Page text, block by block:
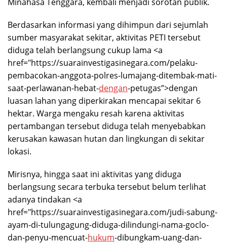
Berdasarkan informasi yang dihimpun dari sejumlah
sumber masyarakat sekitar, aktivitas PETI tersebut
diduga telah berlangsung cukup lama <a
href="https://suarainvestigasinegara.com/pelaku-
pembacokan-anggota-polres-lumajang-ditembak-mati-
saat-perlawanan-hebat-dengan-petugas”>dengan
luasan lahan yang diperkirakan mencapai sekitar 6
hektar. Warga mengaku resah karena aktivitas
pertambangan tersebut diduga telah menyebabkan
kerusakan kawasan hutan dan lingkungan di sekitar
lokasi.
Mirisnya, hingga saat ini aktivitas yang diduga
berlangsung secara terbuka tersebut belum terlihat
adanya tindakan <a
href="https://suarainvestigasinegara.com/judi-sabung-
ayam-di-tulungagung-diduga-dilindungi-nama-goclo-
dan-penyu-mencuat-hukum-dibungkam-uang-dan-